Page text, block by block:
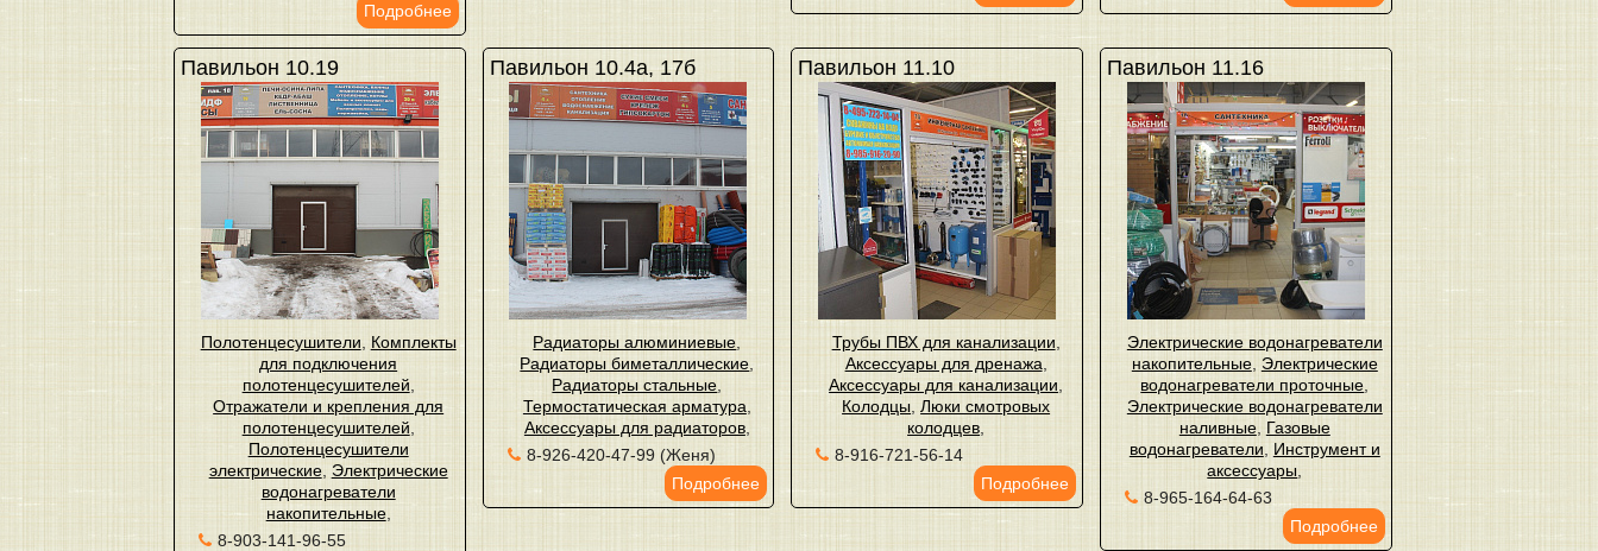
Подробнее
Павильон 10.19
Полотенцесушители
Комплекты
для подключения
полотенцесушителей
Отражатели и крепления для
полотенцесушителей
Полотенцесушители
электрические, Электрические
водонагреватели
накопительные,
8-903-141-96-55
Павильон 10.4а, 17б
Радиаторы алюминиевые
Радиаторы биметаллические
Радиаторы стальные
Термостатическая арматура
Аксессуары для радиаторов,
8-926-420-47-99 (Женя)
Подробнее
Павильон 11.10
Трубы ПВХ для канализации
Аксессуары для дренажа
Аксессуары для канализации
Колодцы ,Люки смотровых
колодцев
8-916-721-56-14
Подробнее
Павильон 11.16
Электрические водонагреватели
накопительные, Электрические
водонагреватели проточные
Электрические водонагреватели
наливные, Газовые
водонагреватели
Инструмент и
аксессуары
8-965-164-64-63
Подробнее